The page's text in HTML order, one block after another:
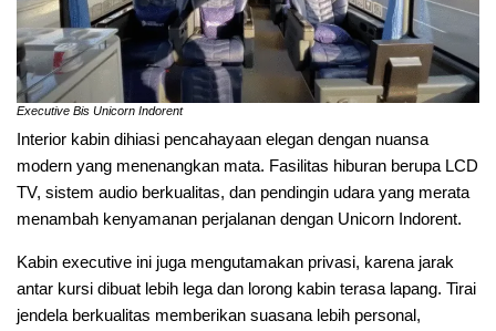
Executive Bis Unicorn Indorent
Interior kabin dihiasi pencahayaan elegan dengan nuansa
modern yang menenangkan mata. Fasilitas hiburan berupa LCD
TV, sistem audio berkualitas, dan pendingin udara yang merata
menambah kenyamanan perjalanan dengan Unicorn Indorent.
Kabin executive ini juga mengutamakan privasi, karena jarak
antar kursi dibuat lebih lega dan lorong kabin terasa lapang. Tirai
jendela berkualitas memberikan suasana lebih personal,